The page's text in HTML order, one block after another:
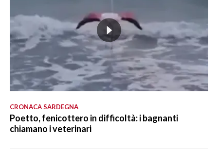
CRONACA SARDEGNA
Poetto, fenicottero in difficoltà: i bagnanti
chiamano i veterinari